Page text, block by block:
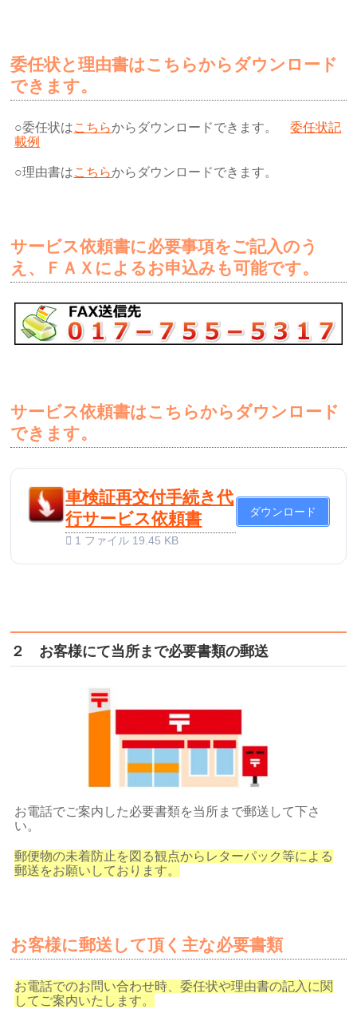
委任状と理由書はこちらからダウンロード
できます。
○委任状はこちらからダウンロードできます。委任状記
載例
○理由書はこちらからダウンロードできます。
サービス依頼書に必要事項をご記入のう
え、ＦＡＸによるお申込みも可能です。
サービス依頼書はこちらからダウンロード
できます。
車検証再交付手続き代
行サービス依頼書
1 ファイル 19.45 KB
ダウンロード
２ お客様にて当所まで必要書類の郵送
お電話でご案内した必要書類を当所まで郵送して下さ
い。
郵便物の未着防止を図る観点から レターパック等による
郵送をお願いしております。
お客様に郵送して頂く主な必要書類
お電話でのお問い合わせ時、委任状や理由書の記入に関
してご案内いたします。